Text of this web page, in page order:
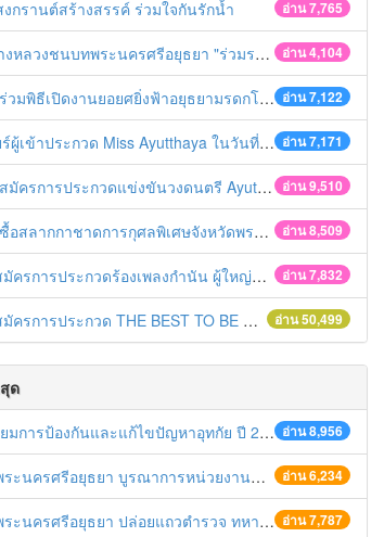
อ่าน 7,765
กรานต์สร้างสรรค์ ร่วมใจกันรักน้ำ
อ่าน 4,104
ทพระนครศรีอยุธยา "ร่วมรณรงค์ ขับช้า เปิดไฟหน้า คาดเข็มขัด" เทศกาลสงกรานต์ ปี 2561
อ่าน 7,122
มพิธีเปิดงานยอยศยิ่งฟ้าอยุธยามรดกโลก
อ่าน 7,171
ข้าประกวด Miss Ayutthaya ในวันที่ 15 ธันวาคม 2560
อ่าน 9,510
ารประกวดแข่งขันวงดนตรี Ayutthaya battle of the bands
อ่าน 8,509
ากกาชาดการกุศลพิเศษจังหวัดพระนครศรีอยุธยา 2560
อ่าน 7,832
รการประกวดร้องเพลงกำนัน ผู้ใหญ่บ้าน ฯลฯ
อ่าน 50,499
การประกวด THE BEST TO BE NUMBER ONE
ด
อ่าน 8,956
มการป้องกันและแก้ไขปัญหาอุทกัย ปี 2561
อ่าน 6,234
งานที่เกี่ยวข้อง ลงพื้นที่จัดระเบียบและดำเนินมาตรการตามบทลงโทษสูงสุดกับผู้ประกอบการร้านค้าที่ยังฝ่าฝืนตั้งร้านค้ารุกล้ำเขตพื้นที่ทางหลวง เตรียมความปลอดภัยก่อนเทศกาลสงกรานต์
อ่าน 7,787
ถวตำรวจ ทหาร ฝ่ายปกครอง กว่า 100 นาย ตรวจเข้มท่ารถสาธารณะ สถานีขนส่งรถโดยสาร วินรถตู้ และสถานีรถไฟ เตรียมรับมือเทศกาลสงกรานต์